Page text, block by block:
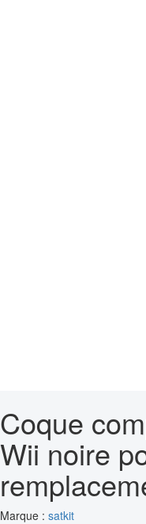
Coque
Wii noire
Marque : satkit